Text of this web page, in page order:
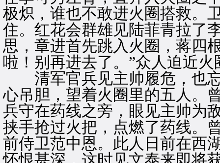
极炽，谁也不敢进火圈搭救。
住。红花会群雄见陆菲青拉了
思，章进首先跳入火圈，蒋四
啦！别再进去了。”众人迫近火
清军官兵见主帅履危，也忘
心吊胆，望着火圈里的五人。
兵守在药线之旁，眼见主帅为
挟手抢过火把，点燃了药线。
前侍卫范中恩。此人日前在西